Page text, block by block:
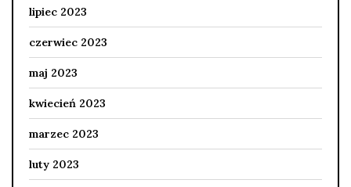
lipiec 2023
czerwiec 2023
maj 2023
kwiecień 2023
marzec 2023
luty 2023